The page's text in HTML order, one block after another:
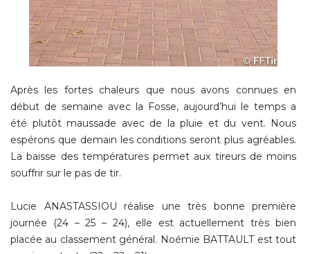
Après les fortes chaleurs que nous avons connues en
début de semaine avec la Fosse, aujourd’hui le temps a
été plutôt maussade avec de la pluie et du vent. Nous
espérons que demain les conditions seront plus agréables.
La baisse des températures permet aux tireurs de moins
souffrir sur le pas de tir.
Lucie ANASTASSIOU réalise une très bonne première
journée (24 – 25 – 24), elle est actuellement très bien
placée au classement général. Noémie BATTAULT est tout